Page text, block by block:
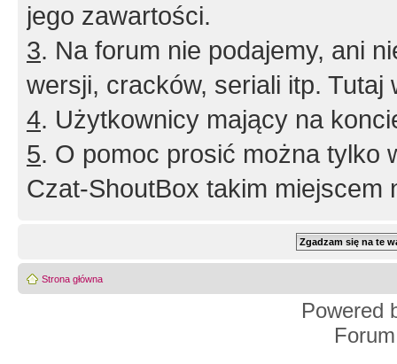
jego zawartości.
3. Na forum nie podajemy, ani
wersji, cracków, seriali itp. Tutaj
4. Użytkownicy mający na
5. O pomoc prosić można tylko
Czat-ShoutBox takim miejscem
Strona główna
Powered